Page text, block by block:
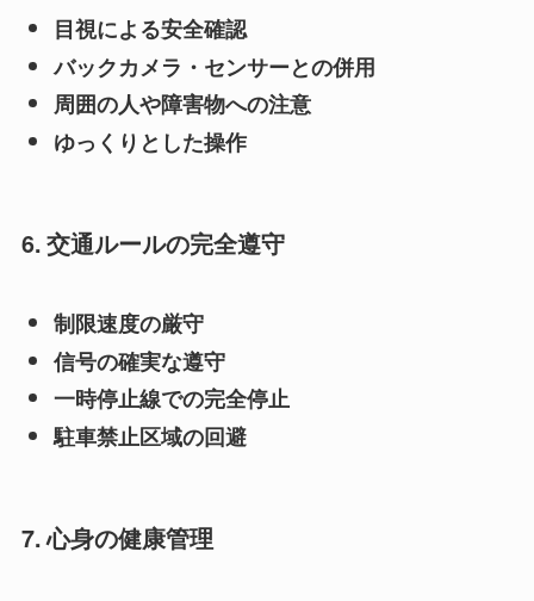
目視による安全確認
バックカメラ・センサーとの併用
周囲の人や障害物への注意
ゆっくりとした操作
6. 交通ルールの完全遵守
制限速度の厳守
信号の確実な遵守
一時停止線での完全停止
駐車禁止区域の回避
7. 心身の健康管理